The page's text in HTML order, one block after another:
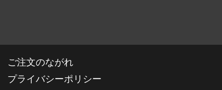
ご注文のながれ
プライバシーポリシー